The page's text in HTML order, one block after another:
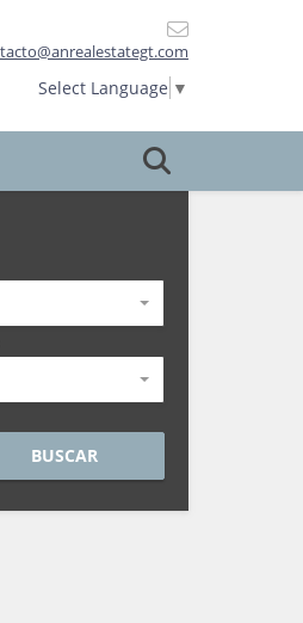
Select Language ▼
BUSCAR